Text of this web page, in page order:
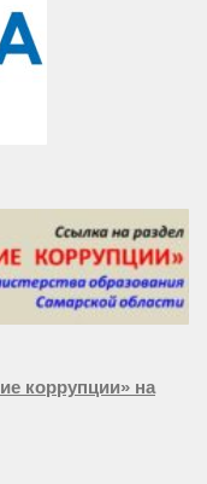
коррупции» на